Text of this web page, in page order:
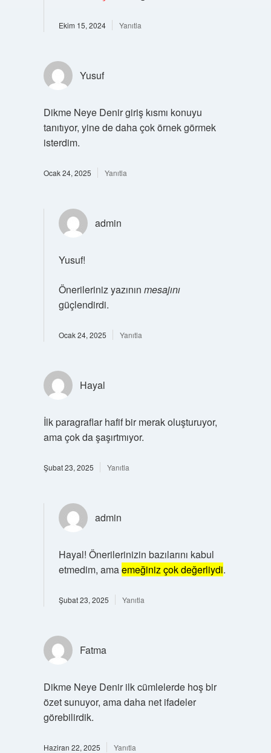
Ekim 15, 2024 Yanıtla
Yusuf
Dikme Neye Denir giriş kısmı konuyu
tanıtıyor, yine de daha çok örnek görmek
isterdim.
Ocak 24, 2025 Yanıtla
admin
Yusuf!
Önerileriniz yazının mesajını
güçlendirdi.
Ocak 24, 2025 Yanıtla
Hayal
İlk paragraflar hafif bir merak oluşturuyor,
ama çok da şaşırtmıyor.
Şubat 23, 2025 Yanıtla
admin
Hayal! Önerilerinizin bazılarını kabul
etmedim, amaemeğiniz çok değerliydi.
Şubat 23, 2025 Yanıtla
Fatma
Dikme Neye Denir ilk cümlelerde hoş bir
özet sunuyor, ama daha net ifadeler
görebilirdik.
Haziran 22, 2025 Yanıtla